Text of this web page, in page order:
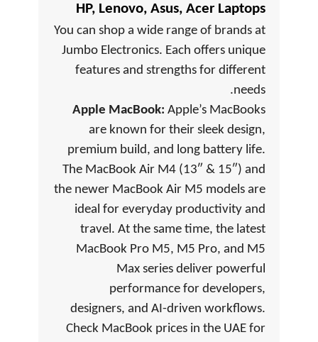
HP, Lenovo, Asus, Acer Laptops
You can shop a wide range of brands at
Jumbo Electronics. Each offers unique
features and strengths for different
needs.
Apple MacBook: Apple’s MacBooks
are known for their sleek design,
premium build, and long battery life.
The MacBook Air M4 (13″ & 15″) and
the newer MacBook Air M5 models are
ideal for everyday productivity and
travel. At the same time, the latest
MacBook Pro M5, M5 Pro, and M5
Max series deliver powerful
performance for developers,
designers, and AI-driven workflows.
Check MacBook prices in the UAE for